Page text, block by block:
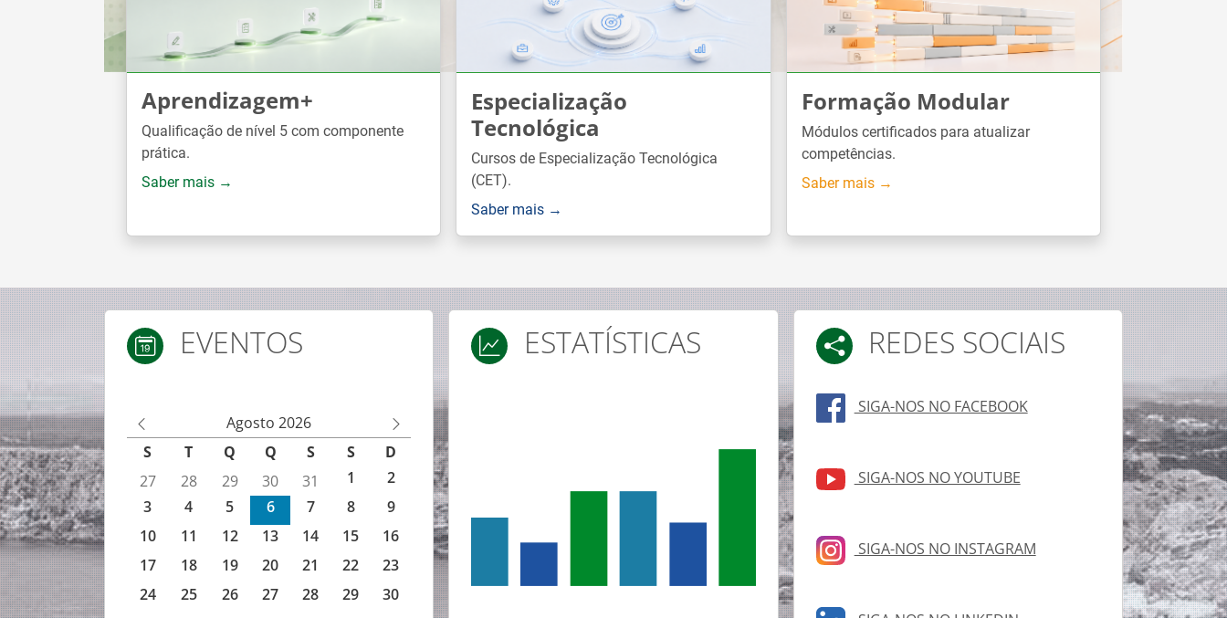
Aprendizagem+
Qualificação de nível 5 com componente
prática.
Saber mais →
Especialização
Tecnológica
Cursos de Especialização Tecnológica
(CET).
Saber mais →
Formação Modular
Módulos certificados para atualizar
competências.
Saber mais →
EVENTOS
M
An
te
rio
M
Se
gu
in
Agenda de eventos IEFPAgosto 2026
S
T Q Q S S
D
27
28 29 30 31 1
2
3
4 5 6 7 8
9
10
11 12 13 14 15
16
17
18 19 20 21 22
23
24
25 26 27 28 29
30
ESTATÍSTICAS REDES SOCIAIS
SIGA-NOS NO FACEBOOK
SIGA-NOS NO YOUTUBE
SIGA-NOS NO INSTAGRAM